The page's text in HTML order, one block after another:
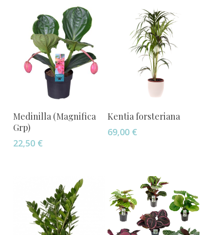
Añadir Al Carrito
Medinilla (Magnifica
Grp)
22,50 €
Añadir Al Carrito
Kentia forsteriana
69,00 €